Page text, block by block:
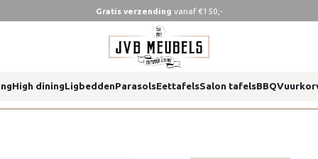
Gratis verzending vanaf €150,-
High diningLigbeddenParasolsEettafelsSalon tafelsBBQ
outdoor